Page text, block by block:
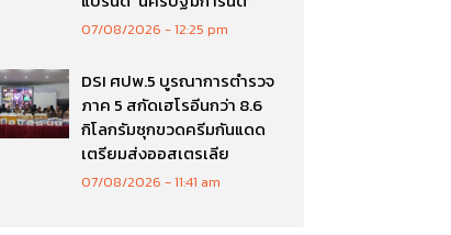
07/08/2026 12:25 pm
DSI ศปพ.5 บูรณาการตำรวจ
ภาค 5 สกัดเฮโรอีนกว่า 8.6
กิโลกรัมซุกขวดครีมกันแดด
เตรียมส่งออสเตรเลีย
07/08/2026 11:41 am